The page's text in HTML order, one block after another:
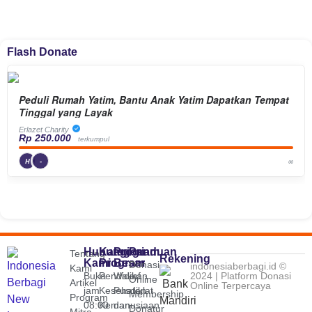
Flash Donate
Peduli Rumah Yatim, Bantu Anak Yatim Dapatkan Tempat
Tinggal yang Layak
Erlazet Charity
Rp 250.000 terkumpul
H - ∞
Tentang
Kami
Artikel
Program
Hubungi
Kami
Buka
jam
08:00
Kategori
Program
Pendidikan
Kesehatan
Kemanusiaan
Program
Besar
Wakaf
Pusdiklat
dan
Panduan
Donasi
Online
Membership
Donatur
Rekening
indonesiaberbagi.id ©
2024 | Platform Donasi
Online Terpercaya